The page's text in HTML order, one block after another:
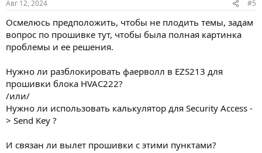
Авг 12, 2024 #5
Осмелюсь предположить, чтобы не плодить темы, задам
вопрос по прошивке тут, чтобы была полная картинка
проблемы и ее решения.
Нужно ли разблокировать фаерволл в EZS213 для
прошивки блока HVAC222?
/или/
Нужно ли использовать калькулятор для Security Access -
> Send Key ?
И связан ли вылет прошивки с этими пунктами?